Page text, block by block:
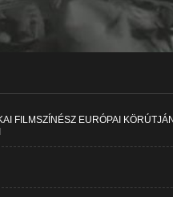
FILMSZÍNÉSZ EURÓPAI